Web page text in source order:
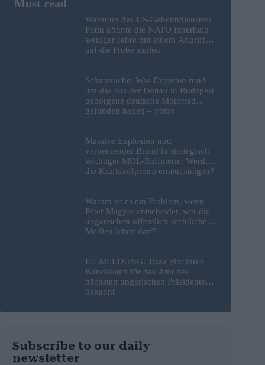
Warnung des US-Geheimdienstes:
Putin könnte die NATO innerhalb
weniger Jahre mit einem Angriff
auf die Probe stellen
Schatzsuche: Was Experten rund
um das aus der Donau in Budapest
geborgene deutsche Motorrad
gefunden haben – Fotos
Massive Explosion und
verheerender Brand in strategisch
wichtiger MOL-Raffinerie: Werden
die Kraftstoffpreise erneut steigen?
Warum ist es ein Problem, wenn
Péter Magyar entscheidet, wer die
ungarischen öffentlich-rechtlichen
Medien leiten darf?
EILMELDUNG: Tisza gibt ihren
Kandidaten für das Amt des
nächsten ungarischen Präsidenten
bekannt
Subscribe to our daily
newsletter